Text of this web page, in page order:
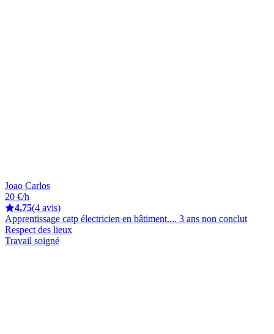
Joao Carlos
20 €/h
4,75(4 avis)
Apprentissage catp électricien en bâtiment.... 3 ans non conclut
Respect des lieux
Travail soigné